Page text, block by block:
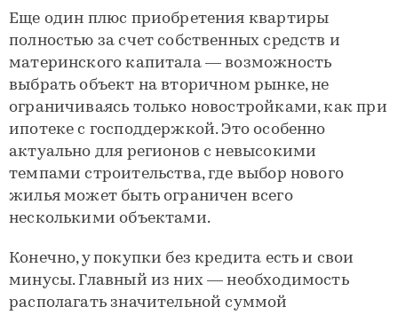
Еще один плюс приобретения квартиры
полностью за счет собственных средств и
материнского капитала — возможность
выбрать объект на вторичном рынке, не
ограничиваясь только новостройками, как при
ипотеке с господдержкой. Это особенно
актуально для регионов с невысокими
темпами строительства, где выбор нового
жилья может быть ограничен всего
несколькими объектами.
Конечно, у покупки без кредита есть и свои
минусы. Главный из них — необходимость
располагать значительной суммой